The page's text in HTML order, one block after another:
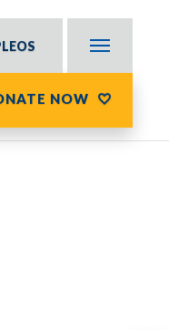
NOW